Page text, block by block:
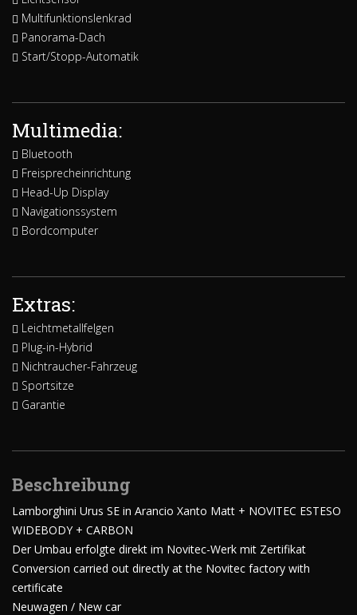
Multifunktionslenkrad
Panorama-Dach
Start/Stopp-Automatik
Multimedia:
Bluetooth
Freisprecheinrichtung
Head-Up Display
Navigationssystem
Bordcomputer
Extras:
Leichtmetallfelgen
Plug-in-Hybrid
Nichtraucher-Fahrzeug
Sportsitze
Garantie
Beschreibung
Lamborghini Urus SE in Arancio Xanto Matt + NOVITEC ESTESO
WIDEBODY + CARBON
Der Umbau erfolgte direkt im Novitec-Werk mit Zertifikat
Conversion carried out directly at the Novitec factory with
certificate
Neuwagen / New car